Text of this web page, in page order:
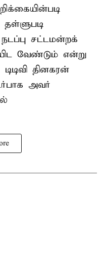
சட்டமன்றக்
வேண்டும் என்று
தினகரன்
அவர்